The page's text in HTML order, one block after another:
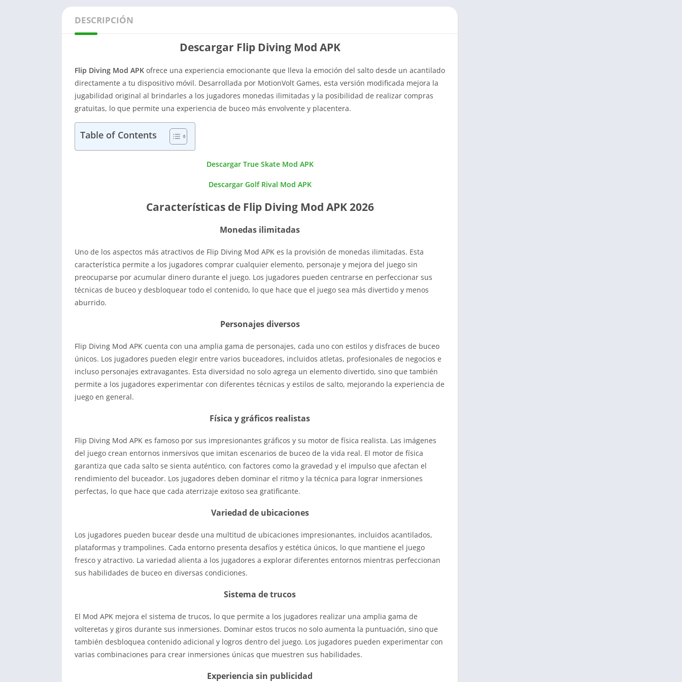
DESCRIPCIÓN
Descargar Flip Diving Mod APK
Flip Diving Mod APK ofrece una experiencia emocionante que lleva la emoción del salto desde un acantilado
directamente a tu dispositivo móvil. Desarrollada por MotionVolt Games, esta versión modificada mejora la
jugabilidad original al brindarles a los jugadores monedas ilimitadas y la posibilidad de realizar compras
gratuitas, lo que permite una experiencia de buceo más envolvente y placentera.
Table of Contents
Descargar True Skate Mod APK
Descargar Golf Rival Mod APK
Características de Flip Diving Mod APK 2026
Monedas ilimitadas
Uno de los aspectos más atractivos de Flip Diving Mod APK es la provisión de monedas ilimitadas. Esta
característica permite a los jugadores comprar cualquier elemento, personaje y mejora del juego sin
preocuparse por acumular dinero durante el juego. Los jugadores pueden centrarse en perfeccionar sus
técnicas de buceo y desbloquear todo el contenido, lo que hace que el juego sea más divertido y menos
aburrido.
Personajes diversos
Flip Diving Mod APK cuenta con una amplia gama de personajes, cada uno con estilos y disfraces de buceo
únicos. Los jugadores pueden elegir entre varios buceadores, incluidos atletas, profesionales de negocios e
incluso personajes extravagantes. Esta diversidad no solo agrega un elemento divertido, sino que también
permite a los jugadores experimentar con diferentes técnicas y estilos de salto, mejorando la experiencia de
juego en general.
Física y gráficos realistas
Flip Diving Mod APK es famoso por sus impresionantes gráficos y su motor de física realista. Las imágenes
del juego crean entornos inmersivos que imitan escenarios de buceo de la vida real. El motor de física
garantiza que cada salto se sienta auténtico, con factores como la gravedad y el impulso que afectan el
rendimiento del buceador. Los jugadores deben dominar el ritmo y la técnica para lograr inmersiones
perfectas, lo que hace que cada aterrizaje exitoso sea gratificante.
Variedad de ubicaciones
Los jugadores pueden bucear desde una multitud de ubicaciones impresionantes, incluidos acantilados,
plataformas y trampolines. Cada entorno presenta desafíos y estética únicos, lo que mantiene el juego
fresco y atractivo. La variedad alienta a los jugadores a explorar diferentes entornos mientras perfeccionan
sus habilidades de buceo en diversas condiciones.
Sistema de trucos
El Mod APK mejora el sistema de trucos, lo que permite a los jugadores realizar una amplia gama de
volteretas y giros durante sus inmersiones. Dominar estos trucos no solo aumenta la puntuación, sino que
también desbloquea contenido adicional y logros dentro del juego. Los jugadores pueden experimentar con
varias combinaciones para crear inmersiones únicas que muestren sus habilidades.
Experiencia sin publicidad